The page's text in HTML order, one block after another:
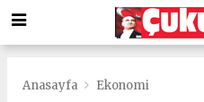
Anasayfa Ekonomi